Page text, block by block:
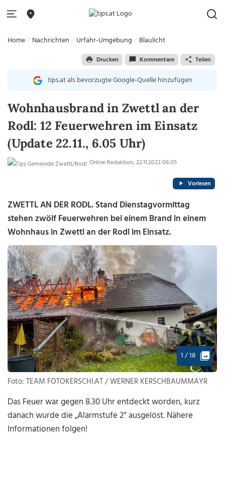
Home Nachrichten Urfahr-Umgebung Blaulicht
Drucken Kommentare Teilen
tips.at als bevorzugte Google-Quelle hinzufügen
Wohnhausbrand in Zwettl an der
Rodl: 12 Feuerwehren im Einsatz
(Update 22.11., 6.05 Uhr)
Online Redaktion, 22.11.2023 06:05
Vorlesen
ZWETTL AN DER RODL. Stand Dienstagvormittag
stehen zwölf Feuerwehren bei einem Brand in einem
Wohnhaus in Zwettl an der Rodl im Einsatz.
1 / 18
Foto: TEAM FOTOKERSCHI.AT / WERNER KERSCHBAUMMAYR
Das Feuer war gegen 8.30 Uhr entdeckt worden, kurz
danach wurde die „Alarmstufe 2“ ausgelöst. Nähere
Informationen folgen!